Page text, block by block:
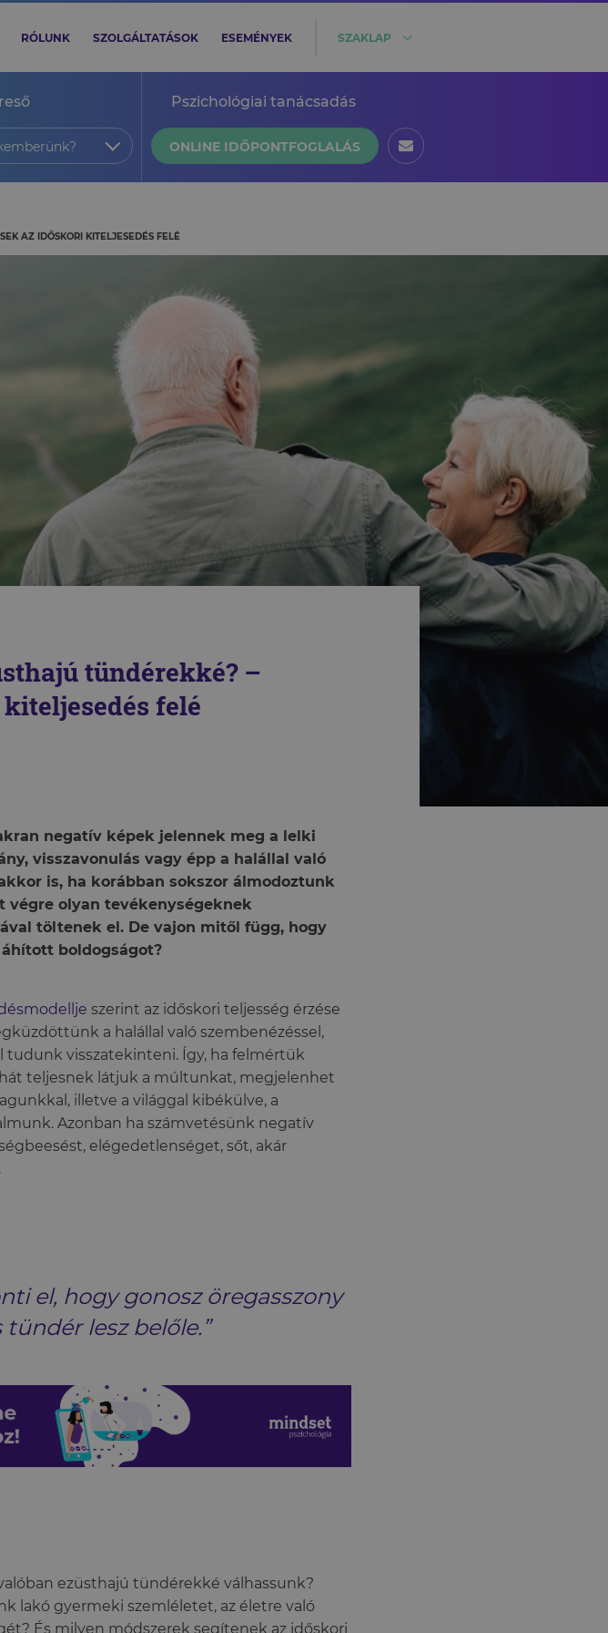
RÓLUNK SZOLGÁLTATÁSOK ESEMÉNYEK SZAKLAP
Pszichológiai tanácsadás
ONLINE IDŐPONTFOGLALÁS
AZ IDŐSKORI KITELJESEDÉS FELÉ
tündérekké? –
felé
negatív képek jelennek meg a lelki
visszavonulás vagy épp a halállal való
is, ha korábban sokszor álmodoztunk
végre olyan tevékenységeknek
töltenek el. De vajon mitől függ, hogy
boldogságot?
szerint az időskori teljesség érzése
a halállal való szembenézéssel,
visszatekinteni. Így, ha felmértük
teljesnek látjuk a múltunkat, megjelenhet
illetve a világgal kibékülve, a
Azonban ha számvetésünk negatív
elégedetlenséget, sőt, akár
el, hogy gonosz öregasszony
lesz belőle.”
ezüsthajú tündérekké válhassunk?
lakó gyermeki szemléletet, az életre való
És milyen módszerek segítenek az időskori